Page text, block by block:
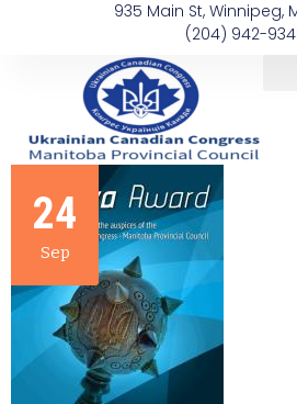
935 Main St, Winnipeg,
(204) 942-
24
Sep